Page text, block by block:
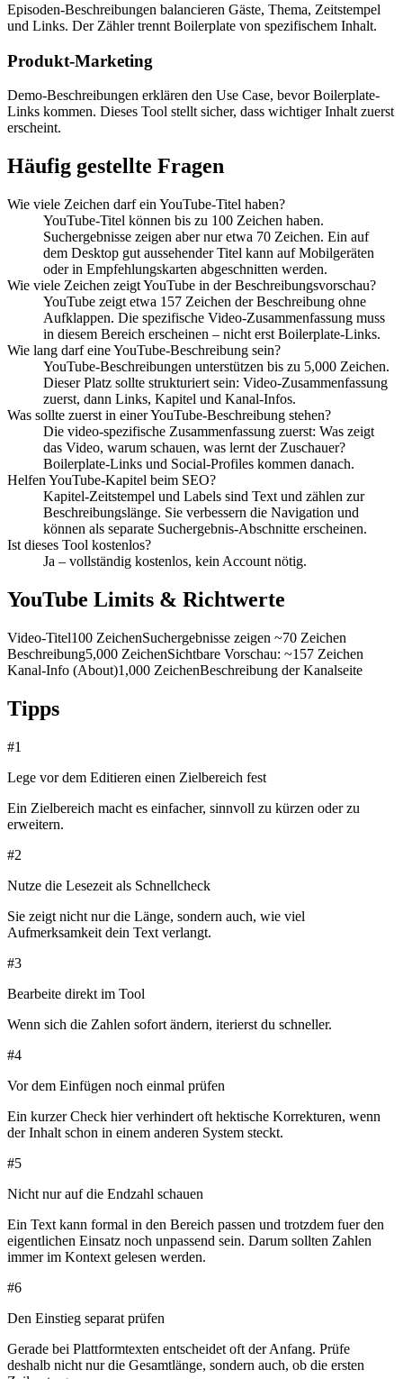
Episoden-Beschreibungen balancieren Gäste, Thema, Zeitstempel
und Links. Der Zähler trennt Boilerplate von spezifischem Inhalt.
Produkt-Marketing
Demo-Beschreibungen erklären den Use Case, bevor Boilerplate-
Links kommen. Dieses Tool stellt sicher, dass wichtiger Inhalt zuerst
erscheint.
Häufig gestellte Fragen
Wie viele Zeichen darf ein YouTube-Titel haben?
YouTube-Titel können bis zu 100 Zeichen haben.
Suchergebnisse zeigen aber nur etwa 70 Zeichen. Ein auf
dem Desktop gut aussehender Titel kann auf Mobilgeräten
oder in Empfehlungskarten abgeschnitten werden.
Wie viele Zeichen zeigt YouTube in der Beschreibungsvorschau?
YouTube zeigt etwa 157 Zeichen der Beschreibung ohne
Aufklappen. Die spezifische Video-Zusammenfassung muss
in diesem Bereich erscheinen – nicht erst Boilerplate-Links.
Wie lang darf eine YouTube-Beschreibung sein?
YouTube-Beschreibungen unterstützen bis zu 5,000 Zeichen.
Dieser Platz sollte strukturiert sein: Video-Zusammenfassung
zuerst, dann Links, Kapitel und Kanal-Infos.
Was sollte zuerst in einer YouTube-Beschreibung stehen?
Die video-spezifische Zusammenfassung zuerst: Was zeigt
das Video, warum schauen, was lernt der Zuschauer?
Boilerplate-Links und Social-Profiles kommen danach.
Helfen YouTube-Kapitel beim SEO?
Kapitel-Zeitstempel und Labels sind Text und zählen zur
Beschreibungslänge. Sie verbessern die Navigation und
können als separate Suchergebnis-Abschnitte erscheinen.
Ist dieses Tool kostenlos?
Ja – vollständig kostenlos, kein Account nötig.
YouTube Limits & Richtwerte
Video-Titel100 ZeichenSuchergebnisse zeigen ~70 Zeichen
Beschreibung5,000 ZeichenSichtbare Vorschau: ~157 Zeichen
Kanal-Info (About)1,000 ZeichenBeschreibung der Kanalseite
Tipps
#1
Lege vor dem Editieren einen Zielbereich fest
Ein Zielbereich macht es einfacher, sinnvoll zu kürzen oder zu
erweitern.
#2
Nutze die Lesezeit als Schnellcheck
Sie zeigt nicht nur die Länge, sondern auch, wie viel
Aufmerksamkeit dein Text verlangt.
#3
Bearbeite direkt im Tool
Wenn sich die Zahlen sofort ändern, iterierst du schneller.
#4
Vor dem Einfügen noch einmal prüfen
Ein kurzer Check hier verhindert oft hektische Korrekturen, wenn
der Inhalt schon in einem anderen System steckt.
#5
Nicht nur auf die Endzahl schauen
Ein Text kann formal in den Bereich passen und trotzdem fuer den
eigentlichen Einsatz noch unpassend sein. Darum sollten Zahlen
immer im Kontext gelesen werden.
#6
Den Einstieg separat prüfen
Gerade bei Plattformtexten entscheidet oft der Anfang. Prüfe
deshalb nicht nur die Gesamtlänge, sondern auch, ob die ersten